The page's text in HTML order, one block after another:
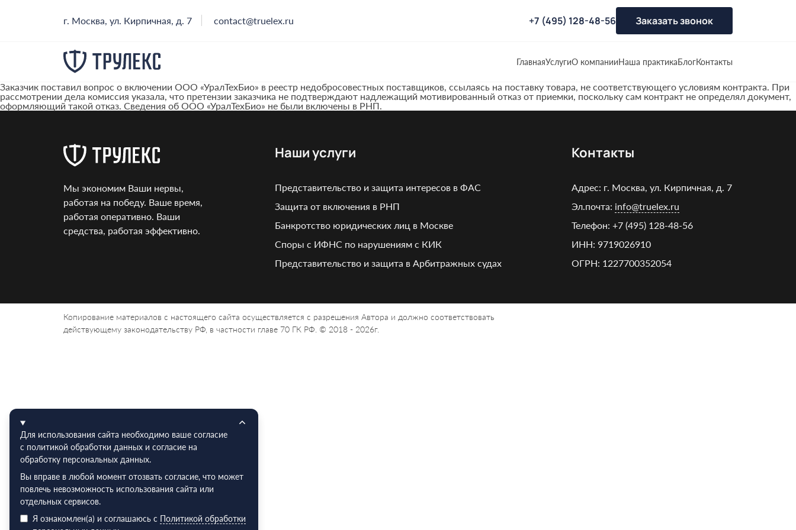
г. Москва, ул. Кирпичная, д. 7 contact@truelex.ru +7 (495) 128-48-56 Заказать звонок
ГлавнаяУслугиО компанииНаша практикаБлогКонтакты
Заказчик поставил вопрос о включении ООО «УралТехБио» в реестр недобросовестных поставщиков, ссылаясь на поставку товара, не соответствующего условиям контракта. При
рассмотрении дела комиссия указала, что претензии заказчика не подтверждают надлежащий мотивированный отказ от приемки, поскольку сам контракт не определял документ,
оформляющий такой отказ. Сведения об ООО «УралТехБио» не были включены в РНП.
Мы экономим Ваши нервы,
работая на победу. Ваше время,
работая оперативно. Ваши
средства, работая эффективно.
Наши услуги
Представительство и защита интересов в ФАС
Защита от включения в РНП
Банкротство юридических лиц в Москве
Споры с ИФНС по нарушениям с КИК
Представительство и защита в Арбитражных судах
Контакты
Адрес: г. Москва, ул. Кирпичная, д. 7
Эл.почта: info@truelex.ru
Телефон: +7 (495) 128‑48‑56
ИНН: 9719026910
ОГРН: 1227700352054
Копирование материалов с настоящего сайта осуществляется с разрешения Автора и должно соответствовать
действующему законодательству РФ, в частности главе 70 ГК РФ. © 2018 - 2026г.
Для использования сайта необходимо ваше согласие
с политикой обработки данных и согласие на
обработку персональных данных.
Вы вправе в любой момент отозвать согласие, что может
повлечь невозможность использования сайта или
отдельных сервисов.
Я ознакомлен(а) и соглашаюсь с Политикой обработки